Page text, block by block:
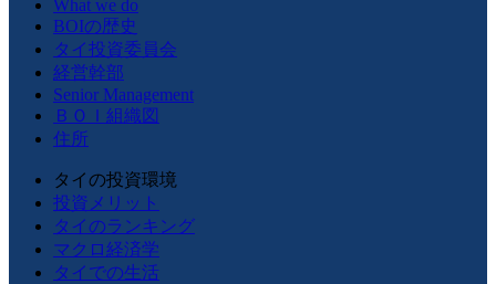
What we do
BOIの歴史
タイ投資委員会
経営幹部
Senior Management
ＢＯＩ組織図
住所
タイの投資環境
投資メリット
タイのランキング
マクロ経済学
タイでの生活